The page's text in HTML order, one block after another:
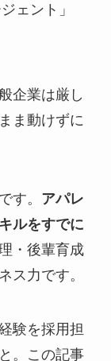
ェント」
企業は厳し
ま動けずに
す。 アパレ
ルをすでに
・後輩育成
ス力です。
験を採用担
。この記事